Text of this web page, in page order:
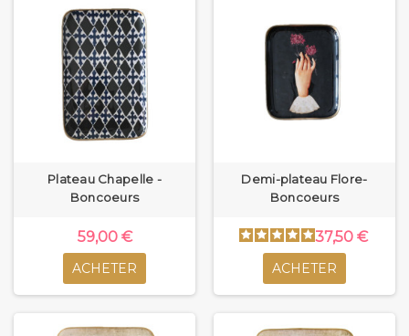
Plateau Chapelle -
Boncoeurs
59,00 €
ACHETER
Demi-plateau Flore-
Boncoeurs
37,50 €
ACHETER